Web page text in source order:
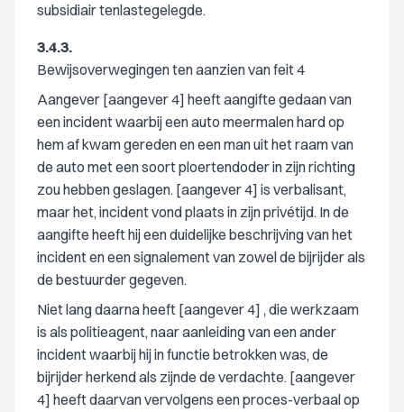
subsidiair tenlastegelegde.
3.4.3.
Bewijsoverwegingen ten aanzien van feit 4
Aangever [aangever 4] heeft aangifte gedaan van
een incident waarbij een auto meermalen hard op
hem af kwam gereden en een man uit het raam van
de auto met een soort ploertendoder in zijn richting
zou hebben geslagen. [aangever 4] is verbalisant,
maar het, incident vond plaats in zijn privétijd. In de
aangifte heeft hij een duidelijke beschrijving van het
incident en een signalement van zowel de bijrijder als
de bestuurder gegeven.
Niet lang daarna heeft [aangever 4] , die werkzaam
is als politieagent, naar aanleiding van een ander
incident waarbij hij in functie betrokken was, de
bijrijder herkend als zijnde de verdachte. [aangever
4] heeft daarvan vervolgens een proces-verbaal op